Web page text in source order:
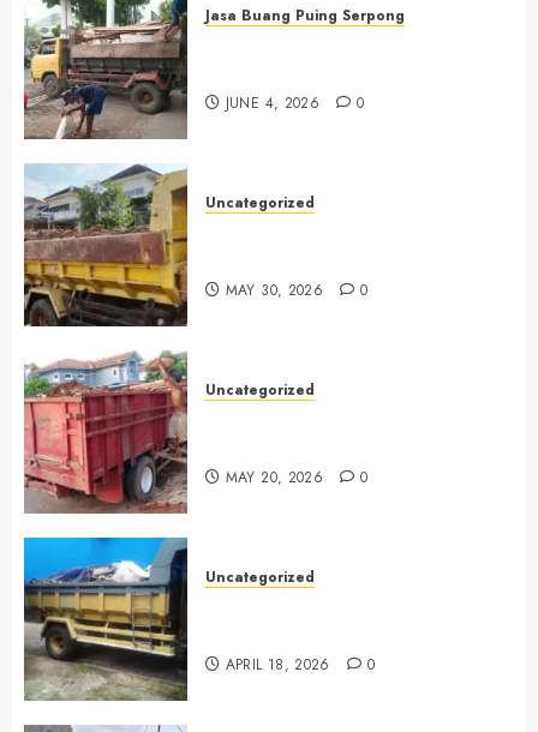
Jasa Buang Puing Serpong
JUNE 4, 2026 0
Uncategorized
MAY 30, 2026 0
Uncategorized
MAY 20, 2026 0
Uncategorized
APRIL 18, 2026 0